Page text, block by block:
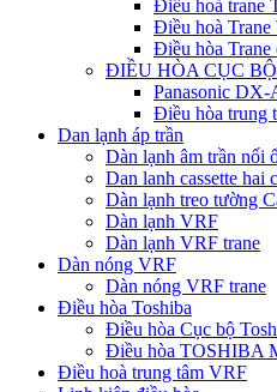
Điều hoà trane
Điều hoà
Điều hòa Trane
ĐIỀU HÒA CỤC
Panasonic
Điều hòa trung
Dan lạnh áp trần
Dàn lạnh âm trần nối
Dan lanh cassette hai
Dàn lạnh treo tường
Dàn lạnh VRF
Dàn lạnh VRF trane
Dàn nóng VRF
Dàn nóng VRF trane
Điều hòa Toshiba
Điều hòa Cục bộ
Điều hòa TOSHIBA
Điều hoà trung tâm VRF